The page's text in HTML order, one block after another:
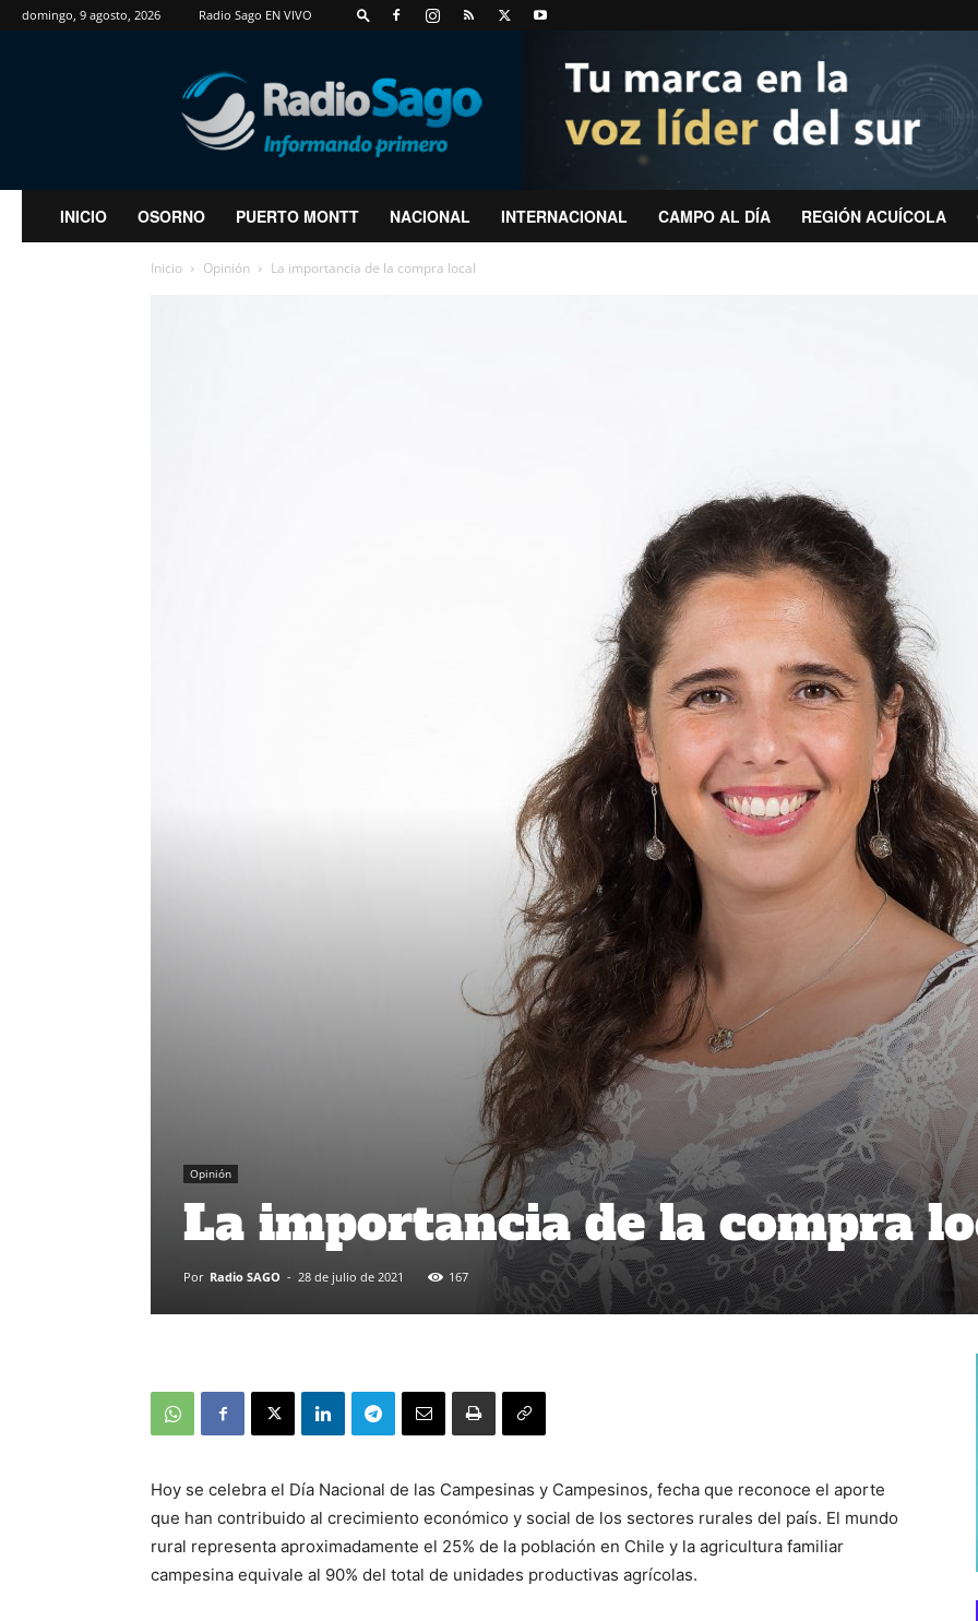
domingo, 9 agosto, 2026 Radio Sago EN VIVO
RadioSago
INICIO OSORNO PUERTO MONTT NACIONAL INTERNACIONAL CAMPO AL DÍA REGIÓN ACUÍCOLA
Inicio Opinión La importancia de la compra local
Opinión
La importancia de la compra
Por Radio SAGO - 28 de julio de 2021 167
Hoy se celebra el Día Nacional de las Campesinas y Campesinos, fecha que reconoce el aporte
que han contribuido al crecimiento económico y social de los sectores rurales del país. El mundo
rural representa aproximadamente el 25% de la población en Chile y la agricultura familiar
campesina equivale al 90% del total de unidades productivas agrícolas.